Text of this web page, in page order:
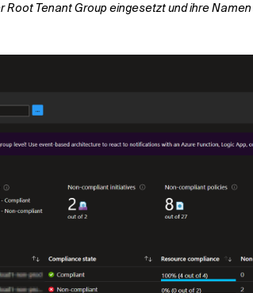
Tenant Group eingesetzt und ihre